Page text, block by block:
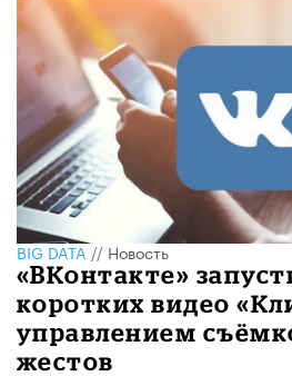
BIG DATA// Новость
«ВКонтакте»
коротких видео
управлением
жестов